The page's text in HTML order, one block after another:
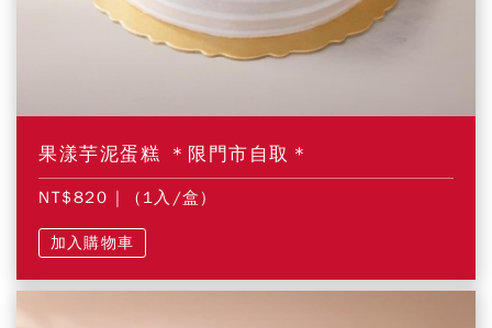
果漾芋泥蛋糕 ＊限門市自取＊
NT$820 | (1入/盒)
加入購物車